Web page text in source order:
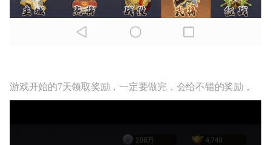
游戏开始的7天领取奖励，一定要做完，会给不错的奖励，